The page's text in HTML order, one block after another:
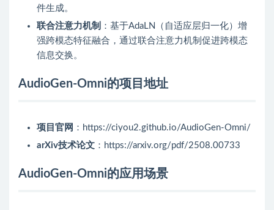
件生成。
联合注意力机制 ：基于AdaLN（自适应层归一化）增
强跨模态特征融合，通过联合注意力机制促进跨模态
信息交换。
AudioGen-Omni的项目地址
项目官网 ：https://ciyou2.github.io/AudioGen-Omni/
arXiv技术论文 ：https://arxiv.org/pdf/2508.00733
AudioGen-Omni的应用场景